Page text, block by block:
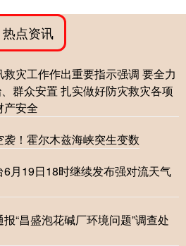
热点资讯
灾工作作出重要指示强调 要全力
群众安置 扎实做好防灾救灾各项
产安全
！霍尔木兹海峡突生变数
月19日18时继续发布强对流天气
“昌盛泡花碱厂环境问题”调查处